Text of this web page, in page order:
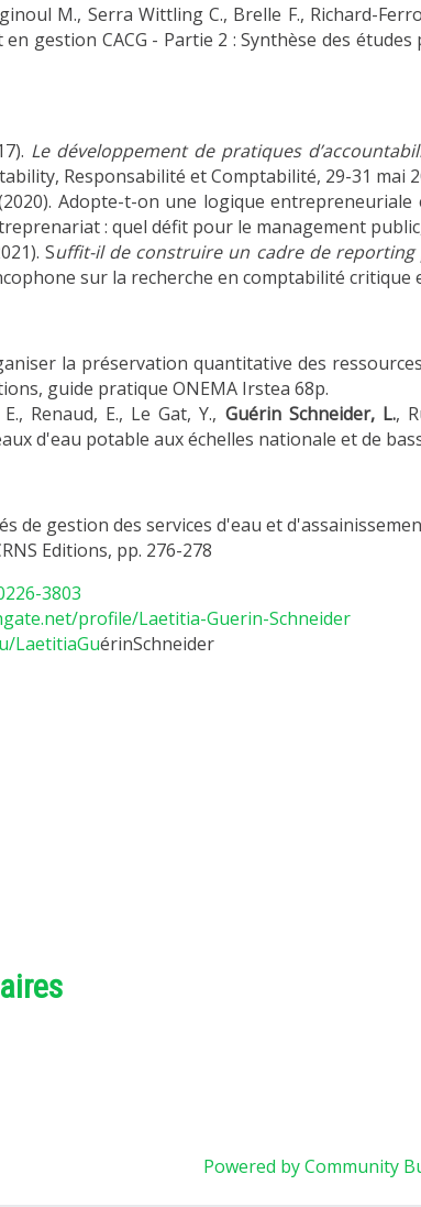
M., Serra Wittling C., Brelle F., Richard-
en gestion CACG - Partie 2 : Synthèse des
Le développement de pratiques
Responsabilité et Comptabilité, 29-31 mai
Adopte-t-on une logique
: quel défit pour le management
Suffit-il de construire un cadre de reporting
sur la recherche en comptabilité critique
la préservation quantitative des
guide pratique ONEMA Irstea 68p.
Renaud, E., Le Gat, Y., Guérin Schneider, L.,
d'eau potable aux échelles nationale et de
de gestion des services d'eau et
Editions, pp. 276-278
3803
profile/Laetitia-Guerin-Schneider
LaetitiaGuérinSchneider
Powered by Community